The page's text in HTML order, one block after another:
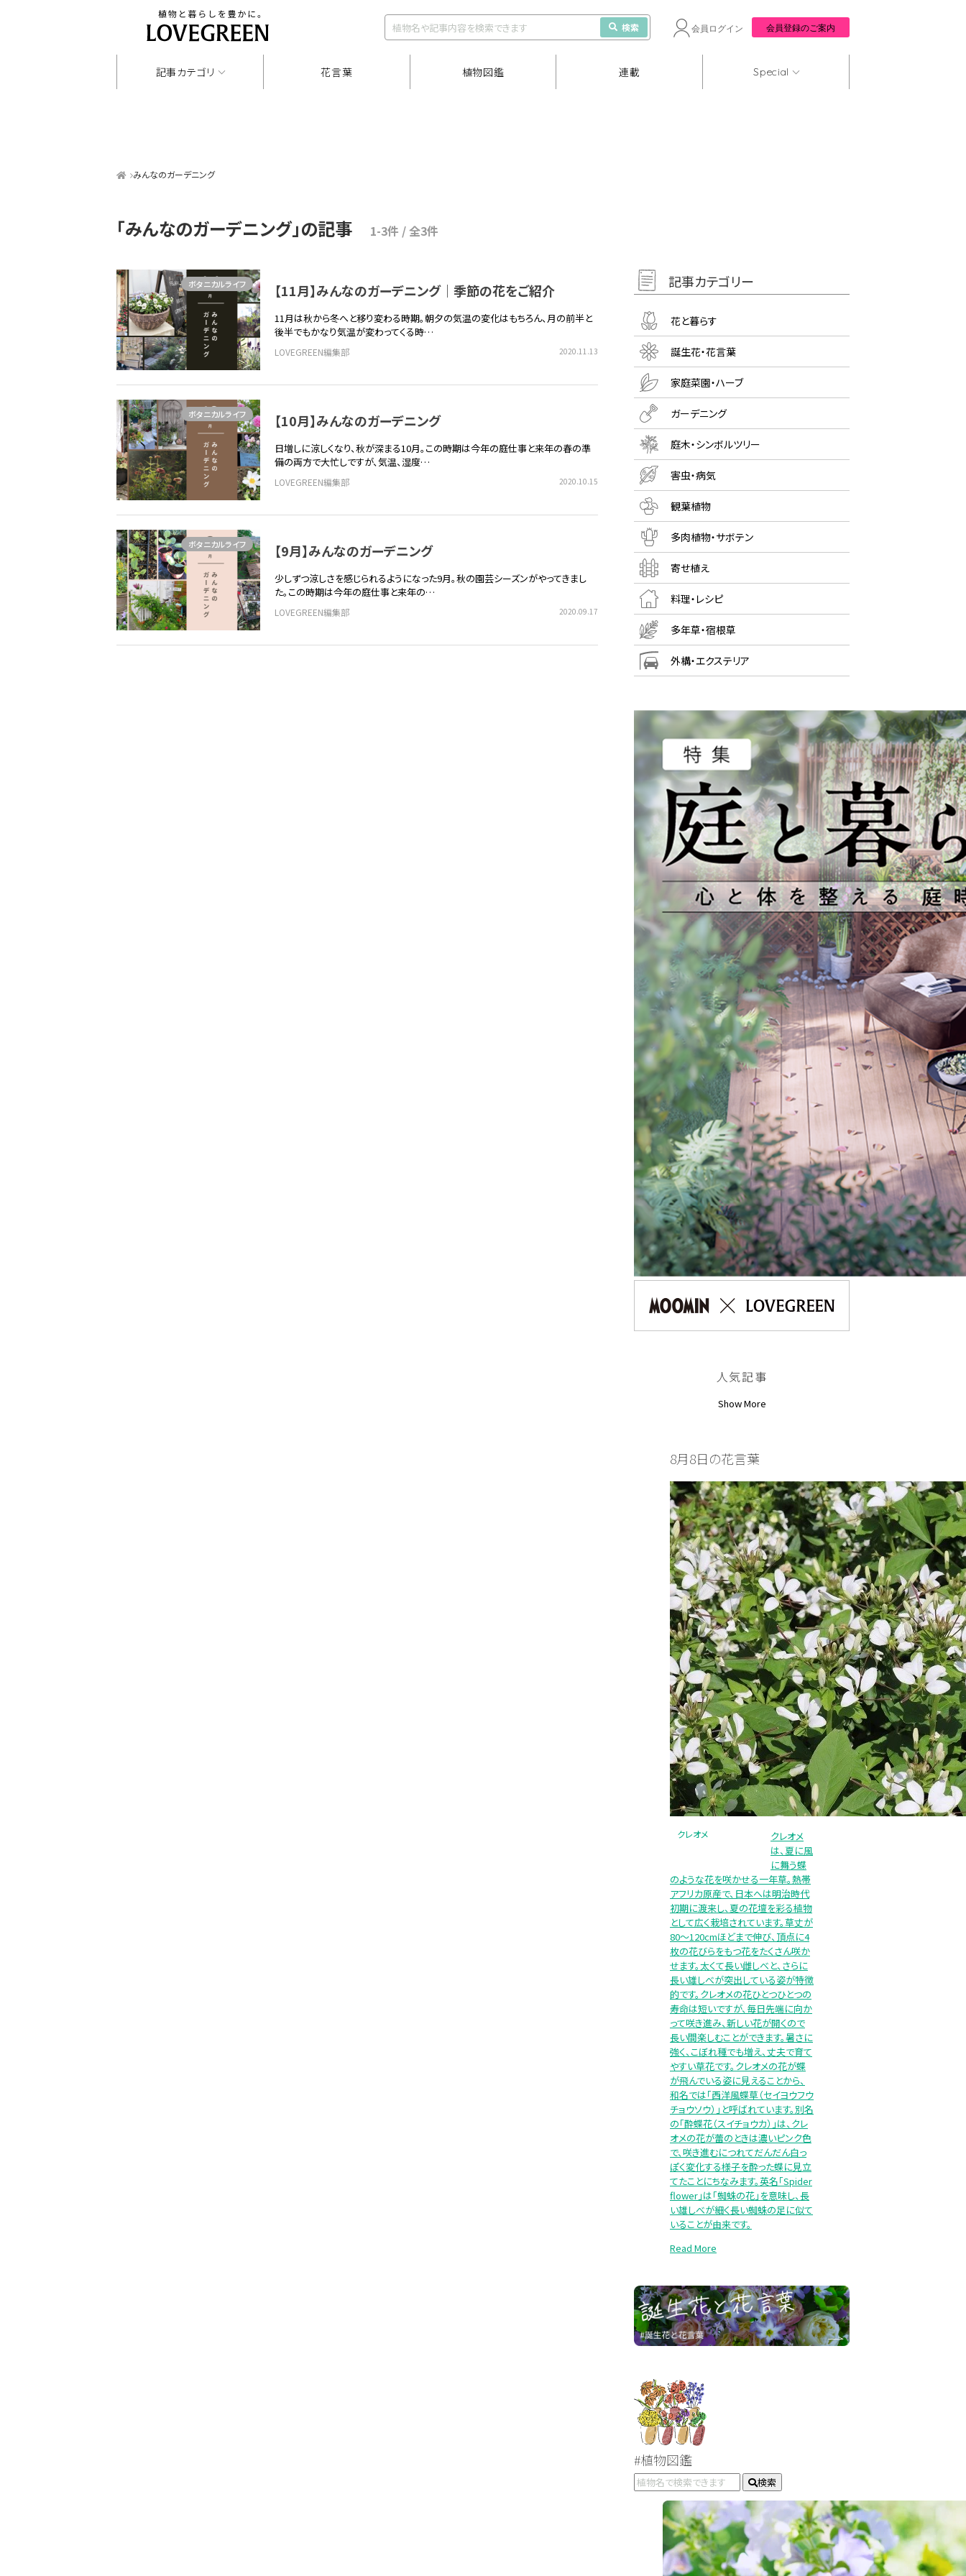
検索 会員ログイン 会員登録のご案内
記事カテゴリ 花言葉 植物図鑑 連載 Special
みんなのガーデニング
「みんなのガーデニング」の記事 1-3件 / 全3件
【11月】みんなのガーデニング｜季節の花をご紹介
11月は秋から冬へと移り変わる時期。朝夕の気温の変化はもちろん、月の前半と
後半でもかなり気温が変わってくる時…
LOVEGREEN編集部 2020.11.13
ボタニカルライフ
【10月】みんなのガーデニング
日増しに涼しくなり、秋が深まる10月。この時期は今年の庭仕事と来年の春の準
備の両方で大忙しですが、気温、湿度…
LOVEGREEN編集部 2020.10.15
ボタニカルライフ
【9月】みんなのガーデニング
少しずつ涼しさを感じられるようになった9月。秋の園芸シーズンがやってきまし
た。この時期は今年の庭仕事と来年の…
LOVEGREEN編集部 2020.09.17
ボタニカルライフ
記事カテゴリー
花と暮らす
誕生花・花言葉
家庭菜園・ハーブ
ガーデニング
庭木・シンボルツリー
害虫・病気
観葉植物
多肉植物・サボテン
寄せ植え
料理・レシピ
多年草・宿根草
外構・エクステリア
人気記事
Show More
8月8日の花言葉
クレオメ
クレオメ
は、夏に風
に舞う蝶
のような花を咲かせる一年草。熱帯
アフリカ原産で、日本へは明治時代
初期に渡来し、夏の花壇を彩る植物
として広く栽培されています。草丈が
80～120cmほどまで伸び、頂点に4
枚の花びらをもつ花をたくさん咲か
せます。太くて長い雌しべと、さらに
長い雄しべが突出している姿が特徴
的です。クレオメの花ひとつひとつの
寿命は短いですが、毎日先端に向か
って咲き進み、新しい花が開くので
長い間楽しむことができます。暑さに
強く、こぼれ種でも増え、丈夫で育て
やすい草花です。クレオメの花が蝶
が飛んでいる姿に見えることから、
和名では「西洋風蝶草（セイヨウフウ
チョウソウ）」と呼ばれています。別名
の「酔蝶花（スイチョウカ）」は、クレ
オメの花が蕾のときは濃いピンク色
で、咲き進むにつれてだんだん白っ
ぽく変化する様子を酔った蝶に見立
てたことにちなみます。英名「Spider
flower」は「蜘蛛の花」を意味し、長
い雄しべが細く長い蜘蛛の足に似て
いることが由来です。
Read More
#植物図鑑
検索